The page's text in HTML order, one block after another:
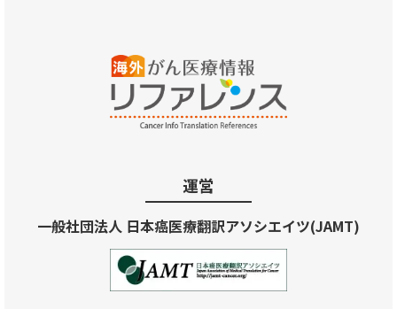
運営
一般社団法人 日本癌医療翻訳アソシエイツ(JAMT)